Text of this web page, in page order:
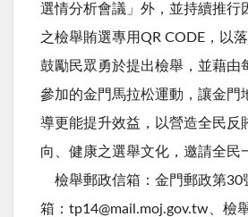
選情分析會議」外，並持續推行
之檢舉賄選專用QR CODE，以
鼓勵民眾勇於提出檢舉，並藉由
參加的金門馬拉松運動，讓金門
導更能提升效益，以營造全民反
向、健康之選舉文化，邀請全民
檢舉郵政信箱：金門郵政第30
箱：tp14@mail.moj.gov.tw、檢